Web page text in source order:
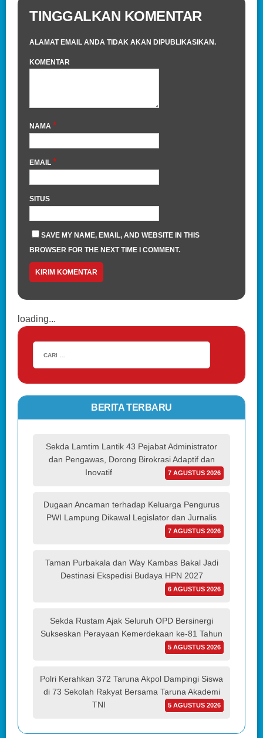
TINGGALKAN KOMENTAR
ALAMAT EMAIL ANDA TIDAK AKAN DIPUBLIKASIKAN.
KOMENTAR
NAMA *
EMAIL *
SITUS
SAVE MY NAME, EMAIL, AND WEBSITE IN THIS
BROWSER FOR THE NEXT TIME I COMMENT.
loading...
BERITA TERBARU
Sekda Lamtim Lantik 43 Pejabat Administrator
dan Pengawas, Dorong Birokrasi Adaptif dan
Inovatif
7 AGUSTUS 2026
Dugaan Ancaman terhadap Keluarga Pengurus
PWI Lampung Dikawal Legislator dan Jurnalis
7 AGUSTUS 2026
Taman Purbakala dan Way Kambas Bakal Jadi
Destinasi Ekspedisi Budaya HPN 2027
6 AGUSTUS 2026
Sekda Rustam Ajak Seluruh OPD Bersinergi
Sukseskan Perayaan Kemerdekaan ke-81 Tahun
5 AGUSTUS 2026
Polri Kerahkan 372 Taruna Akpol Dampingi Siswa
di 73 Sekolah Rakyat Bersama Taruna Akademi
TNI
5 AGUSTUS 2026